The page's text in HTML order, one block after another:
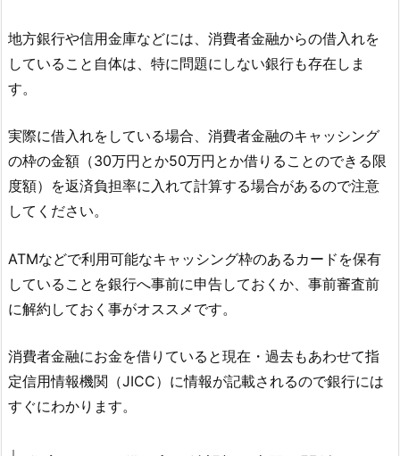
地方銀行や信用金庫などには、消費者金融からの借入れを
していること自体は、特に問題にしない銀行も存在しま
す。
実際に借入れをしている場合、消費者金融のキャッシング
の枠の金額（30万円とか50万円とか借りることのできる限
度額）を返済負担率に入れて計算する場合があるので注意
してください。
ATMなどで利用可能なキャッシング枠のあるカードを保有
していることを銀行へ事前に申告しておくか、事前審査前
に解約しておく事がオススメです。
消費者金融にお金を借りていると現在・過去もあわせて指
定信用情報機関（JICC）に情報が記載されるので銀行には
すぐにわかります。